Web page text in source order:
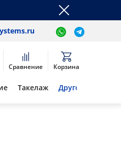
Сравнение Корзина
Такелаж Другое